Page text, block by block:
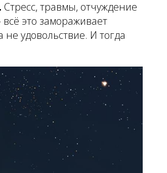
Стресс, травмы, отчуждение
это замораживает
удовольствие. И тогда